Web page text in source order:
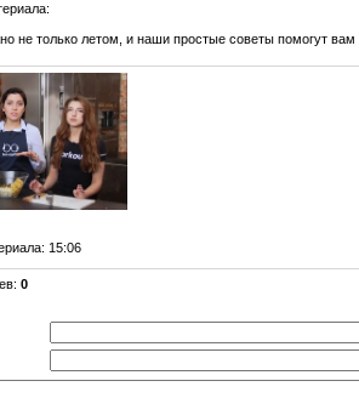
:
не только летом, и наши простые советы помогут вам
: 15:06
: 0